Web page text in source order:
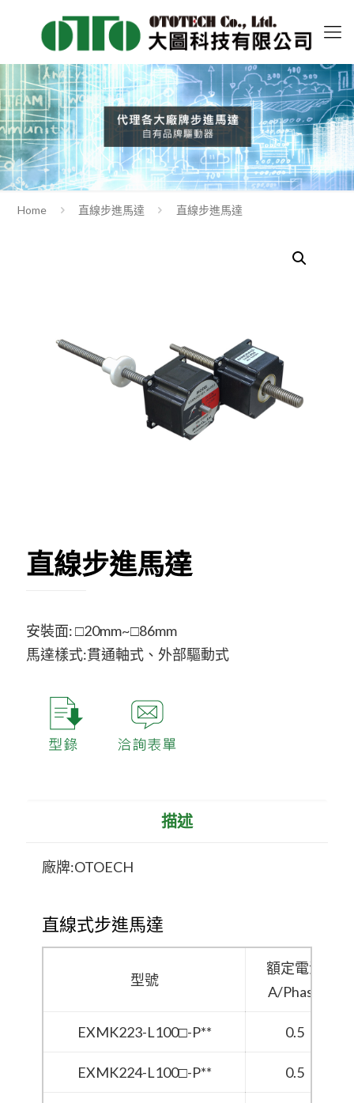
Home 直線步進馬達 直線步進馬達
直線步進馬達
安裝面: □20mm~□86mm
馬達樣式:貫通軸式、外部驅動式
描述
廠牌:OTOECH
直線式步進馬達
型號
額定電流
A/Phase
EXMK223-L100□-P** 0.5
EXMK224-L100□-P** 0.5